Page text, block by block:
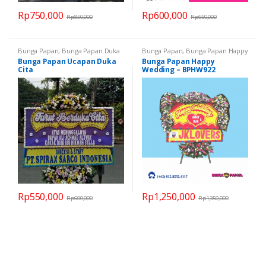
Rp750,000 Rp850,000 Rp600,000 Rp650,000
Bunga Papan, Bunga Papan Duka
Cita
Bunga Papan Ucapan Duka
Cita
Rp550,000 Rp600,000
Bunga Papan, Bunga Papan Happy
Wedding, Bunga Papan
Pernikahan,Semua Bunga Papan
Bunga Papan Happy
Wedding – BPHW922
Rp1,250,000 Rp1,350,000